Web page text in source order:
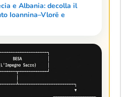
e Albania: decolla il
Ioannina–Vlorë e